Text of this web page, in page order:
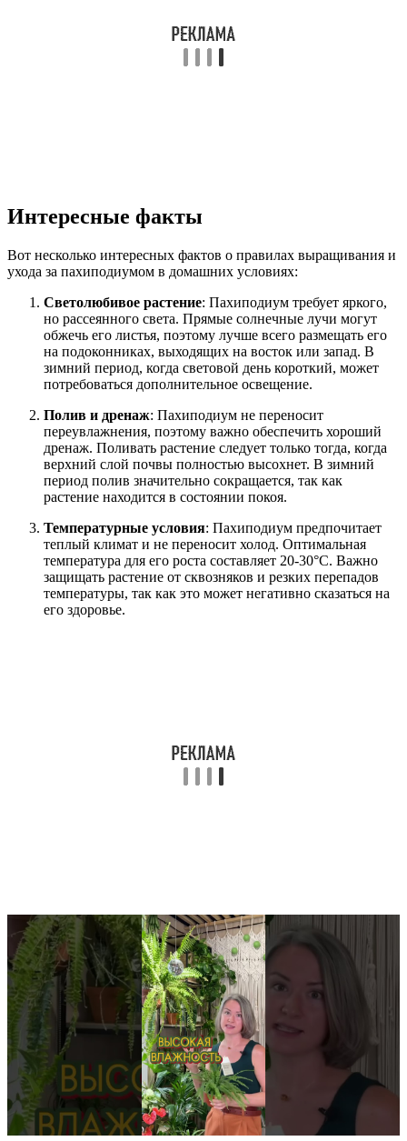
Интересные факты
Вот несколько интересных фактов о правилах выращивания и
ухода за пахиподиумом в домашних условиях:
Светолюбивое растение: Пахиподиум требует яркого,
но рассеянного света. Прямые солнечные лучи могут
обжечь его листья, поэтому лучше всего размещать его
на подоконниках, выходящих на восток или запад. В
зимний период, когда световой день короткий, может
потребоваться дополнительное освещение.
Полив и дренаж: Пахиподиум не переносит
переувлажнения, поэтому важно обеспечить хороший
дренаж. Поливать растение следует только тогда, когда
верхний слой почвы полностью высохнет. В зимний
период полив значительно сокращается, так как
растение находится в состоянии покоя.
Температурные условия: Пахиподиум предпочитает
теплый климат и не переносит холод. Оптимальная
температура для его роста составляет 20-30°C. Важно
защищать растение от сквозняков и резких перепадов
температуры, так как это может негативно сказаться на
его здоровье.